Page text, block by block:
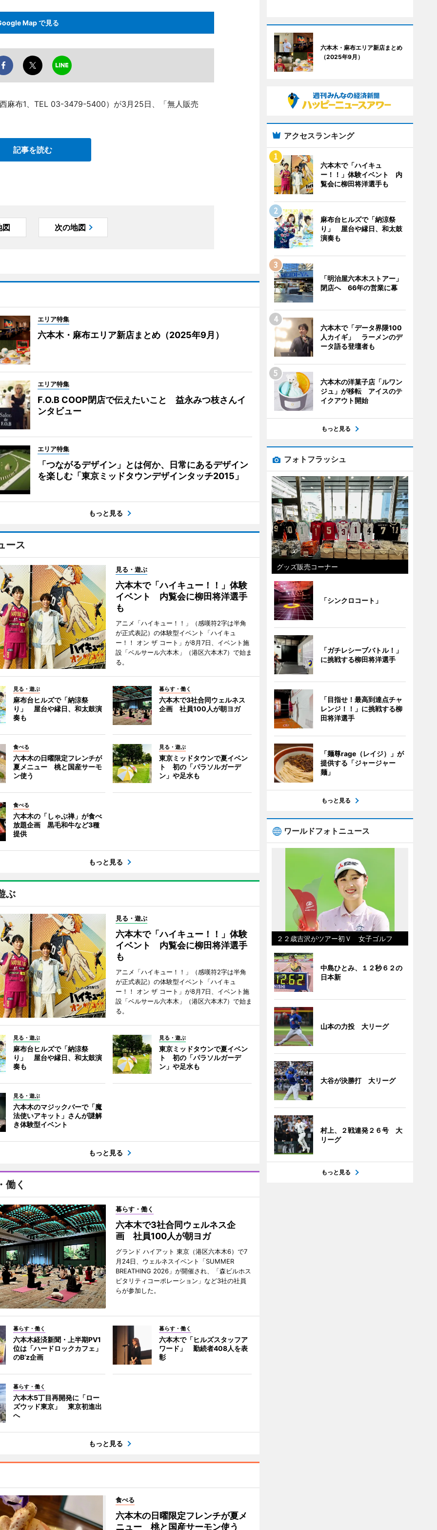
Map で見る
麻布1、TEL 03-3479-5400）が3月25日、「無人販売
記事を読む
図 次の地図
エリア特集
六本木・麻布エリア新店まとめ（2025年9月）
エリア特集
F.O.B COOP閉店で伝えたいこと 益永みつ枝さんイ
ンタビュー
エリア特集
「つながるデザイン」とは何か、日常にあるデザイン
を楽しむ「東京ミッドタウンデザインタッチ2015」
もっと見る
ース
見る・遊ぶ
六本木で「ハイキュー！！」体験
イベント 内覧会に柳田将洋選手
も
アニメ「ハイキュー！！」（感嘆符2字は半角
が正式表記）の体験型イベント「ハイキュ
ー！！ オン ザ コート」が8月7日、イベント施
設「ベルサール六本木」（港区六本木7）で始ま
る。
見る・遊ぶ
麻布台ヒルズで「納涼祭
り」 屋台や縁日、和太鼓演
奏も
暮らす・働く
六本木で3社合同ウェルネス
企画 社員100人が朝ヨガ
食べる
六本木の日曜限定フレンチが
夏メニュー 桃と国産サーモ
ン使う
見る・遊ぶ
東京ミッドタウンで夏イベン
ト 初の「パラソルガーデ
ン」や足水も
食べる
六本木の「しゃぶ禅」が食べ
放題企画 黒毛和牛など3種
提供
もっと見る
ぶ
見る・遊ぶ
六本木で「ハイキュー！！」体験
イベント 内覧会に柳田将洋選手
も
アニメ「ハイキュー！！」（感嘆符2字は半角
が正式表記）の体験型イベント「ハイキュ
ー！！ オン ザ コート」が8月7日、イベント施
設「ベルサール六本木」（港区六本木7）で始ま
る。
見る・遊ぶ
麻布台ヒルズで「納涼祭
り」 屋台や縁日、和太鼓演
奏も
見る・遊ぶ
東京ミッドタウンで夏イベン
ト 初の「パラソルガーデ
ン」や足水も
見る・遊ぶ
六本木のマジックバーで「魔
法使いアキット」さんが謎解
き体験型イベント
もっと見る
働く
暮らす・働く
六本木で3社合同ウェルネス企
画 社員100人が朝ヨガ
グランド ハイアット 東京（港区六本木6）で7
月24日、ウェルネスイベント「SUMMER
BREATHING 2026」が開催され、「森ビルホス
ピタリティコーポレーション」など3社の社員
らが参加した。
暮らす・働く
六本木経済新聞・上半期PV1
位は「ハードロックカフェ」
のB’z企画
暮らす・働く
六本木で「ヒルズスタッフア
ワード」 勤続者408人を表
彰
暮らす・働く
六本木5丁目再開発に「ロー
ズウッド東京」 東京初進出
へ
もっと見る
食べる
六本木の日曜限定フレンチが夏メ
ニュー 桃と国産サーモン使う
六本木・麻布エリア新店まとめ
（2025年9月）
アクセスランキング
六本木で「ハイキュ
ー！！」体験イベント 内
覧会に柳田将洋選手も
麻布台ヒルズで「納涼祭
り」 屋台や縁日、和太鼓
演奏も
「明治屋六本木ストアー」
閉店へ 66年の営業に幕
六本木で「データ界隈100
人カイギ」 ラーメンのデ
ータ語る登壇者も
六本木の洋菓子店「ルワン
ジュ」が移転 アイスのテ
イクアウト開始
もっと見る
フォトフラッシュ
グッズ販売コーナー
「シンクロコート」
「ガチレシーブバトル！」
に挑戦する柳田将洋選手
「目指せ！最高到達点チャ
レンジ！！」に挑戦する柳
田将洋選手
「麺尊rage（レイジ）」が
提供する「ジャージャー
麺」
もっと見る
ワールドフォトニュース
２２歳吉沢がツアー初Ｖ 女子ゴルフ
中島ひとみ、１２秒６２の
日本新
山本の力投 大リーグ
大谷が決勝打 大リーグ
村上、２戦連発２６号 大
リーグ
もっと見る